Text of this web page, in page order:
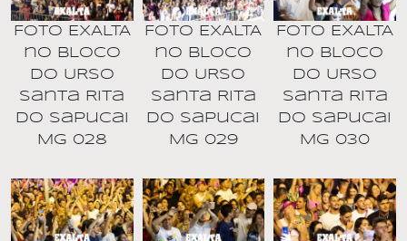
Foto EXALTA
no BLOCO
DO URSO
Santa Rita
do Sapucai
MG 028
Foto EXALTA
no BLOCO
DO URSO
Santa Rita
do Sapucai
MG 029
Foto EXALTA
no BLOCO
DO URSO
Santa Rita
do Sapucai
MG 030